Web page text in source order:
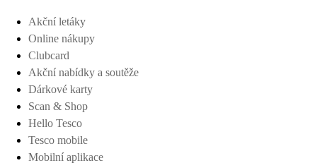
Akční letáky
Online nákupy
Clubcard
Akční nabídky a soutěže
Dárkové karty
Scan & Shop
Hello Tesco
Tesco mobile
Mobilní aplikace